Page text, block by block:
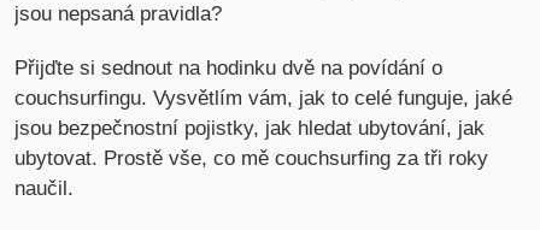
jsou nepsaná pravidla?
Přijďte si sednout na hodinku dvě na povídání o
couchsurfingu. Vysvětlím vám, jak to celé funguje, jaké
jsou bezpečnostní pojistky, jak hledat ubytování, jak
ubytovat. Prostě vše, co mě couchsurfing za tři roky
naučil.